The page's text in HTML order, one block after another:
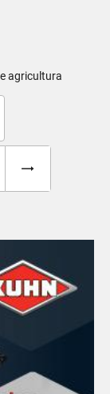
agricultura